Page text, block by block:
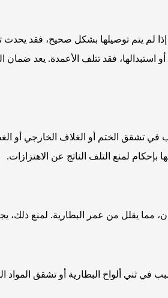
إذا لم يتم توصيلها بشكل صحيح، فقد
فقد تتلف الأعمدة. يعد ضمان
في تشقق الختم أو الغلاف الخارجي
لمنع التلف الناتج عن الاهتزازات.
مما يقلل من عمر البطارية. لمنع
في ثني ألواح البطارية أو تشقق